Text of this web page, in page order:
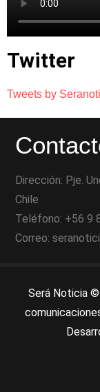
Twitter
Tweets by
Dirección: Pje.
Chile
Teléfono: +56 9
Correo:
Será Noticia